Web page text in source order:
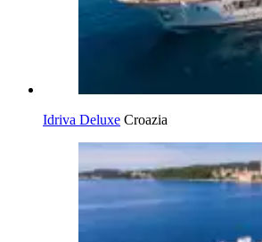
Idriva Deluxe Croazia